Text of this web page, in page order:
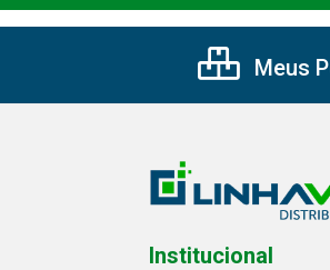
Meus
Institucional